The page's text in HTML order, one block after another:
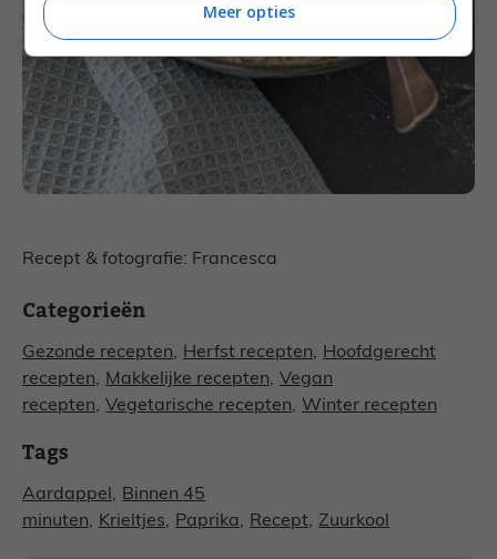
Recept & fotografie: Francesca
Categorieën
Gezonde recepten, Herfst recepten, Hoofdgerecht
recepten, Makkelijke recepten, Vegan
recepten, Vegetarische recepten, Winter recepten
Tags
Aardappel , Binnen 45
minuten, Krieltjes, Paprika, Recept, Zuurkool
Meer opties